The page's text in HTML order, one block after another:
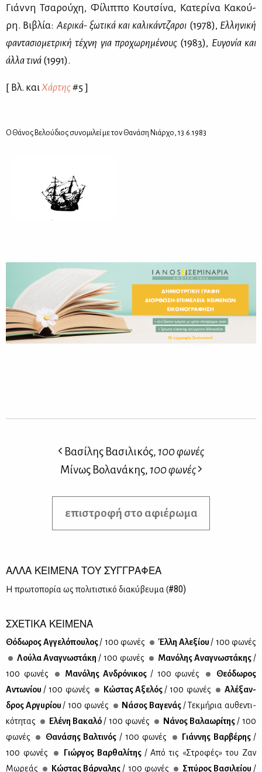
Γιάν­νη Τσα­ρού­χη, Φί­λιπ­πο Κου­τσί­να, Κα­τε­ρί­να Κα­κού­
ρη. Βι­βλία: Αε­ρι­κά- ξω­τι­κά και κα­λι­κάν­τζα­ροι (1978), Ελ­λη­νι­κή
φα­ντα­σιο­με­τρι­κή τέ­χνη για προ­χω­ρη­μέ­νους (1983), Ευ­γο­νία και
άλ­λα τι­νά (1991).
[ Βλ. καιΧάρ­της#5]
Ο Θά­νος Βε­λού­διος συ­νο­μι­λεί με τον Θα­νά­ση Νιάρ­χο, 13.6.1983
Βασίλης Βασιλικός,100 φωνές
Μίνως Βολανάκης,100 φωνές
επιστροφή στο αφιέρωμα
ΑΛΛΑ ΚΕΙΜΕΝΑ ΤΟΥ ΣΥΓΓΡΑΦΕΑ
Η πρω­το­πο­ρία ως πο­λι­τι­στι­κό δια­κύ­βευ­μα (#80)
ΣΧΕΤΙΚΑ ΚΕΙΜΕΝΑ
Θό­δω­ρος Αγ­γε­λό­που­λος/ 100 φω­νές Έλ­λη Αλε­ξί­ου / 100 φω­νές
Λού­λα Ανα­γνω­στά­κη / 100 φω­νές Μα­νό­λης Ανα­γνω­στά­κης /
100 φω­νές
Μα­νό­λης Αν­δρό­νι­κος / 100 φω­νές
Θε­ό­δω­ρος
Αντω­νί­ου / 100 φω­νές Κώ­στας Αξε­λός / 100 φω­νές
Αλέ­ξαν­
δρος Αρ­γυ­ρί­ου / 100 φω­νές Νά­σος Βα­γε­νάς / Τεκ­μή­ρια αυ­θε­ντι­
κό­τη­τας
Ελέ­νη Βα­κα­λό / 100 φω­νές Νά­νος Βα­λα­ω­ρί­της / 100
φω­νές
Θα­νά­σης Βαλ­τι­νός / 100 φω­νές Γιάν­νης Βαρ­βέ­ρης /
100 φω­νές
Γιώρ­γος Βαρ­θα­λί­της / Από τις «Στρο­φές» του Ζαν
Μω­ρε­άς
Κώ­στας Βάρ­να­λης / 100 φω­νές Σπύ­ρος Βα­σι­λεί­ου /